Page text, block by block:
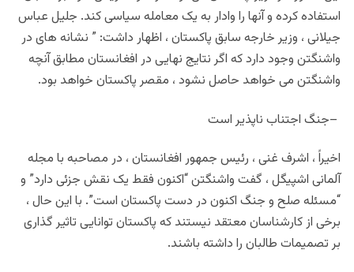
استفاده کرده و آنها را وادار به یک معامله سیاسی کند. جلیل عباس
جیلانی ، وزیر خارجه سابق پاکستان ، اظهار داشت: ” نشانه های در
واشنگتن وجود دارد که اگر نتایج نهایی در افغانستان مطابق آنچه
واشنگتن می خواهد حاصل نشود ، مقصر پاکستان خواهد بود.
–جنگ اجتناب ناپذیر است
اخیراً ، اشرف غنی ، رئیس جمهور افغانستان ، در مصاحبه با مجله
آلمانی اشپیگل ، گفت واشنگتن “اکنون فقط یک نقش جزئی دارد” و
“مسئله صلح و جنگ اکنون در دست پاکستان است”. با این حال ،
برخی از کارشناسان معتقد نیستند که پاکستان توانایی تاثیر گذاری
بر تصمیمات طالبان را داشته باشند.